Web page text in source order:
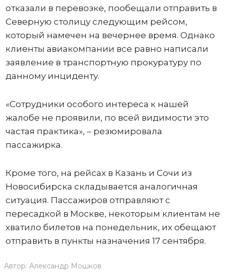
отказали в перевозке, пообещали отправить в
Северную столицу следующим рейсом,
который намечен на вечернее время. Однако
клиенты авиакомпании все равно написали
заявление в транспортную прокуратуру по
данному инциденту.
«Сотрудники особого интереса к нашей
жалобе не проявили, по всей видимости это
частая практика», – резюмировала
пассажирка.
Кроме того, на рейсах в Казань и Сочи из
Новосибирска складывается аналогичная
ситуация. Пассажиров отправляют с
пересадкой в Москве, некоторым клиентам не
хватило билетов на понедельник, их обещают
отправить в пункты назначения 17 сентября.
Автор: Александр Мошков